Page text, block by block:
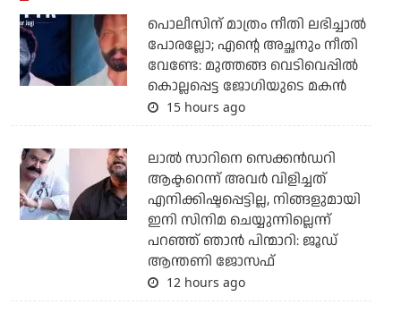
പൊലീസിന് മാത്രം നീതി ലഭിച്ചാല്‍
പോരല്ലോ; എന്റെ അച്ഛനും നീതി
വേണ്ടേ: മുത്തങ്ങ വെടിവെപ്പില്‍
കൊല്ലപ്പെട്ട ജോഗിയുടെ മകന്‍
15 hours ago
ലാല്‍ സാറിനെ സെക്കന്‍ഡറി
ആക്ടറെന്ന് അവര്‍ വിളിച്ചത്
എനിക്കിഷ്ടപ്പെട്ടില്ല, നിങ്ങളുമായി
ഇനി സിനിമ ചെയ്യുന്നില്ലെന്ന്
പറഞ്ഞ് ഞാന്‍ പിന്മാറി: ജൂഡ്
ആന്തണി ജോസഫ്
12 hours ago